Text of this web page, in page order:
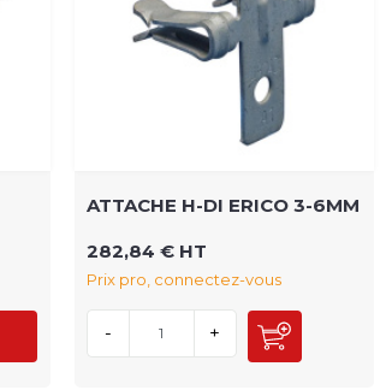
ATTACHE H-DI ERICO 3-6MM
282,84 € HT
Prix pro, connectez-vous
- +